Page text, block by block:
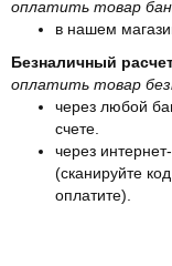
оплатить товар
в нашем
Безналичный
оплатить товар
через любой
счете.
через
(сканируйте
оплатите).